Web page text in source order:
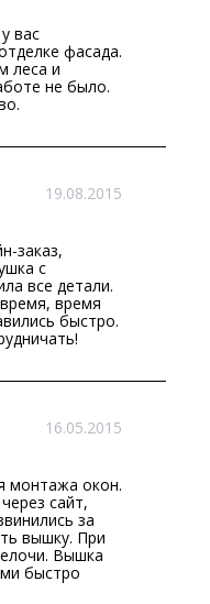
вас
фасада.
леса и
не было.
19.08.2015
заказ,
с
все детали.
время
быстро.
16.05.2015
монтажа окон.
сайт,
за
вышку. При
Вышка
быстро